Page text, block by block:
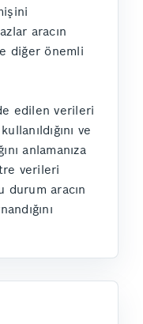
aracın
diğer önemli
edilen verileri
ve
anlamanıza
verileri
durum aracın